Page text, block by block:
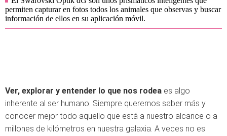
permiten capturar en fotos todos los animales que observas y buscar
información de ellos en su aplicación móvil.
Ver, explorar y entender lo que nos rodea es algo
inherente al ser humano. Siempre queremos saber más y
conocer mejor todo aquello que está a nuestro alcance o a
millones de kilómetros en nuestra galaxia. A veces no es